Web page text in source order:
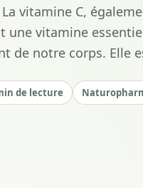
vitamine C,
une vitamine
de notre corps. Elle
de lecture